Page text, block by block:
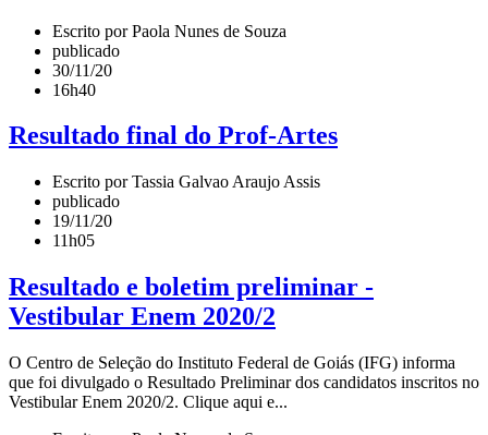
Escrito por Paola Nunes de Souza
publicado
30/11/20
16h40
Resultado final do Prof-Artes
Escrito por Tassia Galvao Araujo Assis
publicado
19/11/20
11h05
Resultado e boletim preliminar -
Vestibular Enem 2020/2
O Centro de Seleção do Instituto Federal de Goiás (IFG) informa
que foi divulgado o Resultado Preliminar dos candidatos inscritos no
Vestibular Enem 2020/2. Clique aqui e...